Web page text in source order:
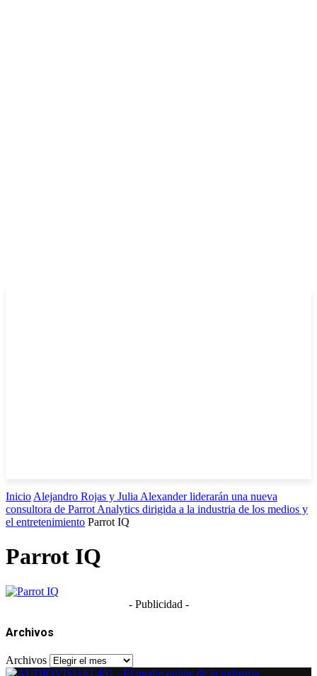
Inicio Alejandro Rojas y Julia Alexander liderarán una nueva
consultora de Parrot Analytics dirigida a la industria de los medios y
el entretenimiento Parrot IQ
Parrot IQ
- Publicidad -
Archivos
Archivos